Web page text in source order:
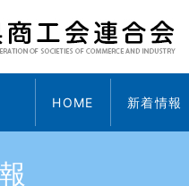
HOME 新着情報